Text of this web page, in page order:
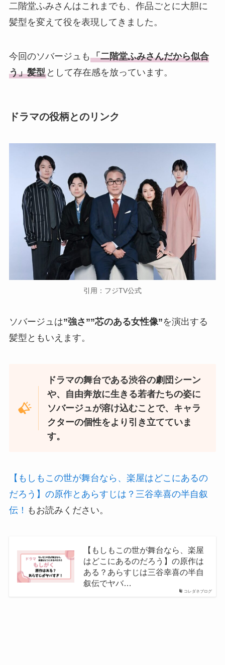
二階堂ふみさんはこれまでも、作品ごとに大胆に
髪型を変えて役を表現してきました。
今回のソバージュも 「二階堂ふみさんだから似合
う」髪型として存在感を放っています。
ドラマの役柄とのリンク
引用：フジTV公式
ソバージュは”強さ””芯のある女性像”を演出する
髪型ともいえます。
ドラマの舞台である渋谷の劇団シーン
や、自由奔放に生きる若者たちの姿に
ソバージュが溶け込むことで、キャラ
クターの個性をより引き立てていま
す。
【もしもこの世が舞台なら、楽屋はどこにあるの
だろう】の原作とあらすじは？三谷幸喜の半自叙
伝！ もお読みください。
コレダネブログ
【もしもこの世が舞台なら、楽屋
はどこにあるのだろう】の原作は
ある？あらすじは三谷幸喜の半自
叙伝でヤバ…